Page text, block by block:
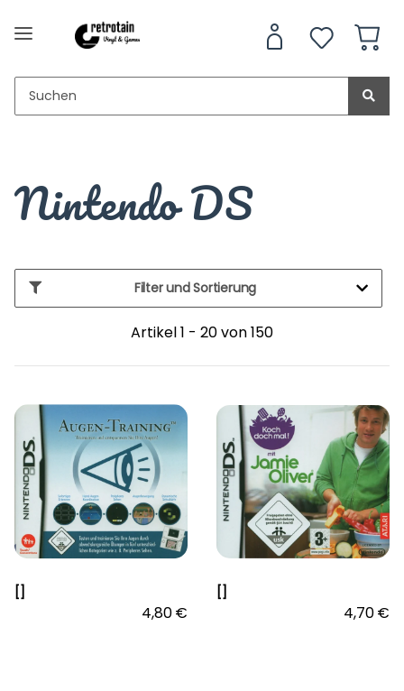
Nintendo DS
Filter und Sortierung
Artikel 1 - 20 von 150
[]
4,80 €
[]
4,70 €